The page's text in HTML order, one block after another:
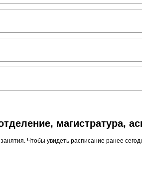
магистратура,
Чтобы увидеть расписание ранее